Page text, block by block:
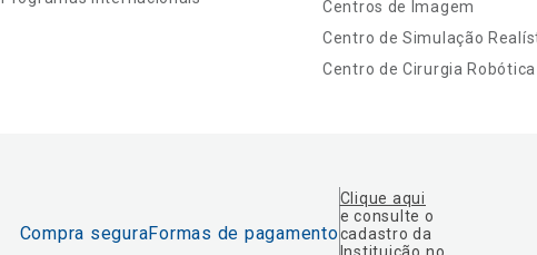
Centros de Imagem
Centro de Simulação
Centro de Cirurgia Robótica
Compra seguraFormas de pagamento
Clique aqui
e consulte o
cadastro da